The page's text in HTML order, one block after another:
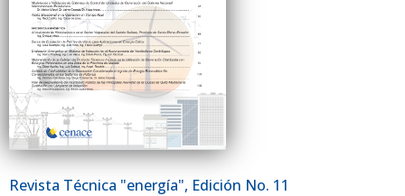
Revista Técnica "energía", Edición No. 11